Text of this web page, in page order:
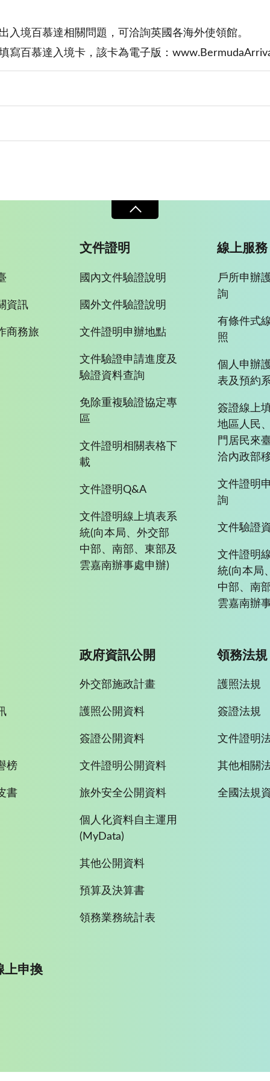
入境百慕達相關問題，可洽詢英國各海外使領館。
寫百慕達入境卡，該卡為電子版：
資訊
商務旅
文件證明
國內文件驗證說明
國外文件驗證說明
文件證明申辦地點
文件驗證申請進度及
驗證資料查詢
免除重複驗證協定專
區
文件證明相關表格下
載
文件證明Q&A
文件證明線上填表系
統(向本局、外交部
中部、南部、東部及
雲嘉南辦事處申辦)
線上服務
戶所申辦
詢
有條件式
照
個人申辦
表及預約
簽證線上
地區人民
門居民來
洽內政部
文件證明
詢
文件驗證
文件證明
統(向本局
中部、南
雲嘉南辦
榜
書
政府資訊公開
外交部施政計畫
護照公開資料
簽證公開資料
文件證明公開資料
旅外安全公開資料
個人化資料自主運用
(MyData)
其他公開資料
預算及決算書
領務業務統計表
領務法規
護照法規
簽證法規
文件證明
其他相關
全國法規
上申換